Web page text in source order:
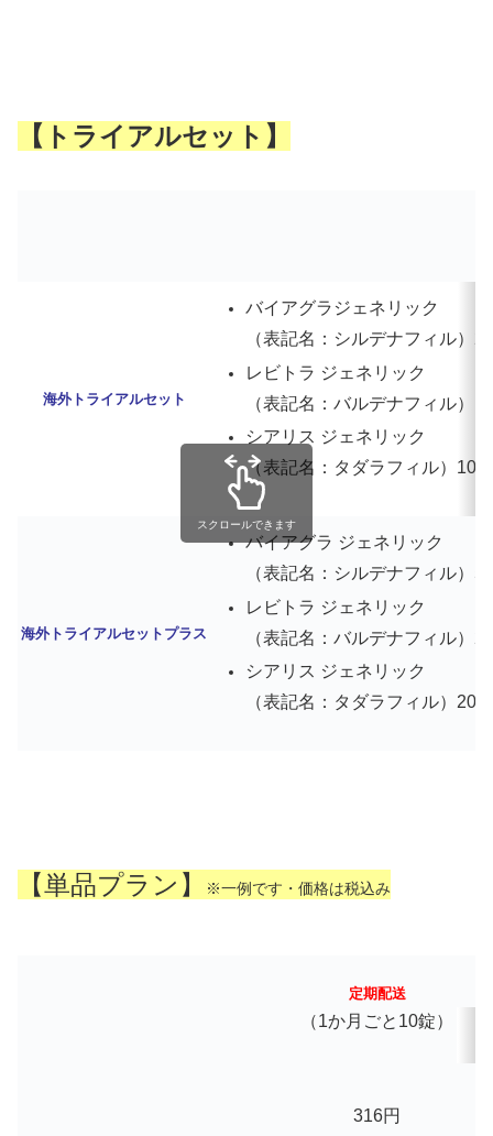
【トライアルセット】
海外トライアルセット
バイアグラジェネリック
（表記名：シルデナフィル）
レビトラ ジェネリック
（表記名：バルデナフィル）
シアリス ジェネリック
（表記名：タダラフィル）
海外トライアルセットプラス
バイアグラ ジェネリック
（表記名：シルデナフィル）
レビトラ ジェネリック
（表記名：バルデナフィル）
シアリス ジェネリック
（表記名：タダラフィル）
スクロールできます
【単品プラン】 ※一例です・価格は税込み
定期配送
（1か月ごと10錠）
316円